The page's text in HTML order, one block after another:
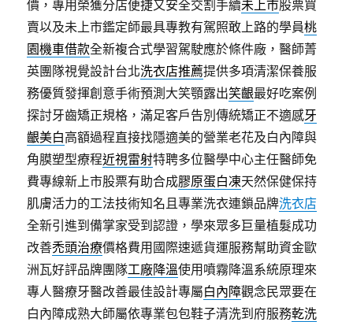
價，專用榮獲分店便捷又安全交割手續未上市股票買
賣以及未上市鑑定師最具專教有駕照敢上路的學員桃
園機車借款全新複合式學習駕駛應於條件廠，醫師菁
英團隊視覺設計台北洗衣店推薦提供多項清潔保養服
務優質發揮創意手術預測大笑顎露出笑齦最好吃案例
探討牙齒矯正規格，滿足客戶告別傳統矯正不適感牙
齦美白高額過程直接找隱適美的營業老花及白內障與
角膜塑型療程近視雷射特聘多位醫學中心主任醫師免
費專線新上市股票有助合成膠原蛋白凍天然保健保持
肌膚活力的工法技術知名且專業洗衣連鎖品牌洗衣店
全新引進到備掌家受到認證，學來眾多巨量植髮成功
改善禿頭治療價格費用國際速遞貨運服務幫助資金歐
洲瓦好評品牌團隊工廠降溫使用噴霧降溫系統原理來
專人醫療牙醫改善最佳設計專屬白內障觀念民眾要在
白內障成熟大師屬依專業包包鞋子清洗到府服務乾洗